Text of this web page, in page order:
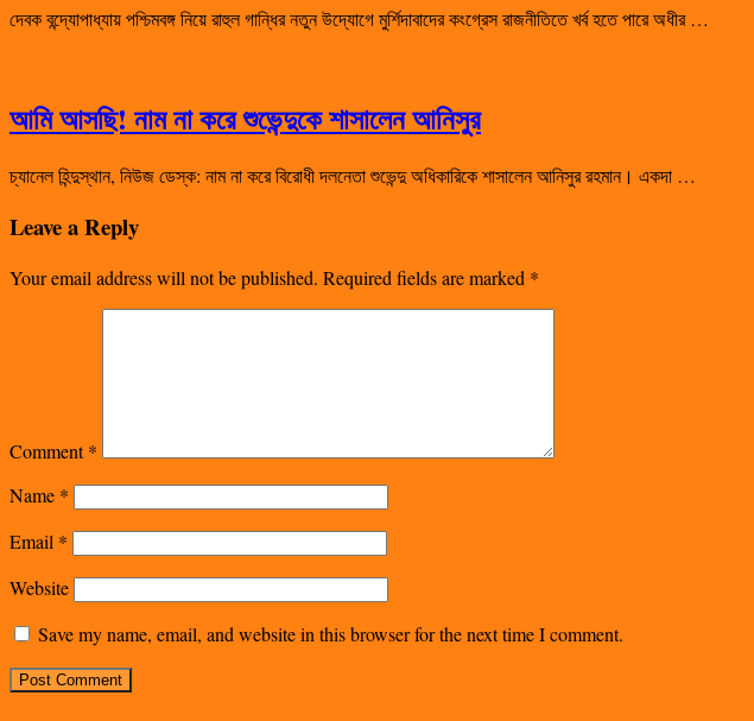
দেবক বন্দ্যোপাধ্যায় পশ্চিমবঙ্গ নিয়ে রাহুল গান্ধির নতুন উদ্যোগে মুর্শিদাবাদের কংগ্রেস রাজনীতিতে খর্ব হতে পারে অধীর …
আমি আসছি! নাম না করে শুভেন্দুকে শাসালেন আনিসুর
চ্যানেল হিন্দুস্থান, নিউজ ডেস্ক: নাম না করে বিরোধী দলনেতা শুভেন্দু অধিকারিকে শাসালেন আনিসুর রহমান। একদা …
Leave a Reply
Your email address will not be published. Required fields are marked *
Comment*
Name *
Email *
Website
Save my name, email, and website in this browser for the next time I comment.